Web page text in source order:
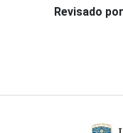
Revisado